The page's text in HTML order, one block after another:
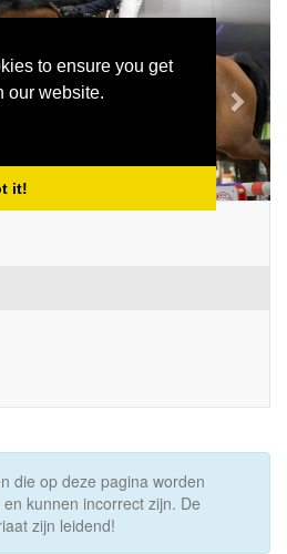
to ensure you get
our website.
it!
Next
die op deze pagina worden
kunnen incorrect zijn. De
zijn leidend!